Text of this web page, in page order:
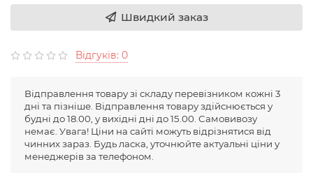
Швидкий заказ
Відгуків: 0
Відправлення товару зі складу перевізником кожні 3
дні та пізніше. Відправлення товару здійснюється у
будні до 18.00, у вихідні дні до 15.00. Самовивозу
немає. Увага! Ціни на сайті можуть відрізнятися від
чинних зараз. Будь ласка, уточнюйте актуальні ціни у
менеджерів за телефоном.